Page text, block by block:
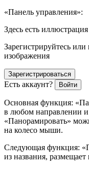
«Панель управления»:
Здесь есть иллюстрация
Зарегистрируйтесь
изображения
Зарегистрироваться
Есть аккаунт? Войти
Основная функция:
в любом направлении
«Панорамировать»
на колесо мыши.
Следующая функция:
из названия,